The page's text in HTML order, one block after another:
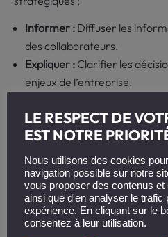
Informer : Diffuser les
des collaborateurs.
Expliquer : Clarifier les
enjeux de l’entreprise.
de valeurs communes.
Motiver :Engager les
donner le meilleur d’eux-
Faire adhérer :Susciter
changements.
Donner du sens :Permettre
comprendre leur rôle et leur
LE RESPECT DE
EST NOTRE
Nous utilisons des cookies
navigation possible sur notre
vous proposer des contenus
ainsi que d'en analyser le trafic
expérience. En cliquant sur le
consentez à leur utilisation.